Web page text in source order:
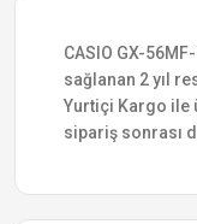
CASIO GX-
sağlanan 2 yıl
Yurtiçi Kargo ile
sipariş sonrası